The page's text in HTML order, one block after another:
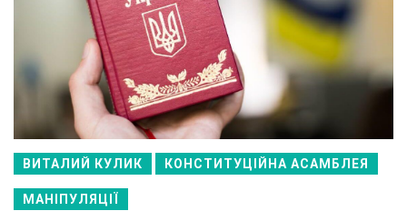
ВИТАЛИЙ КУЛИК КОНСТИТУЦІЙНА АСАМБЛЕЯ
МАНІПУЛЯЦІЇ